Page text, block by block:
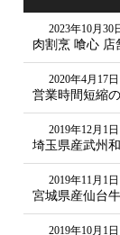
2023年10月30
肉割烹 喰心 店
2020年4月17日
営業時間短縮
2019年12月1日
埼玉県産武州
2019年11月1日
宮城県産仙台
2019年10月1日